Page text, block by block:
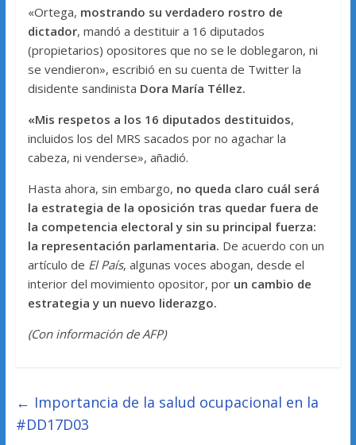
«Ortega, mostrando su verdadero rostro de
dictador, mandó a destituir a 16 diputados
(propietarios) opositores que no se le doblegaron, ni
se vendieron», escribió en su cuenta de Twitter la
disidente sandinista Dora María Téllez.
«Mis respetos a los 16 diputados destituidos,
incluidos los del MRS sacados por no agachar la
cabeza, ni venderse», añadió.
Hasta ahora, sin embargo, no queda claro cuál será
la estrategia de la oposición tras quedar fuera de
la competencia electoral y sin su principal fuerza:
la representación parlamentaria. De acuerdo con un
artículo de El País, algunas voces abogan, desde el
interior del movimiento opositor, por un cambio de
estrategia y un nuevo liderazgo.
(Con información de AFP)
← Importancia de la salud ocupacional en la
#DD17D03